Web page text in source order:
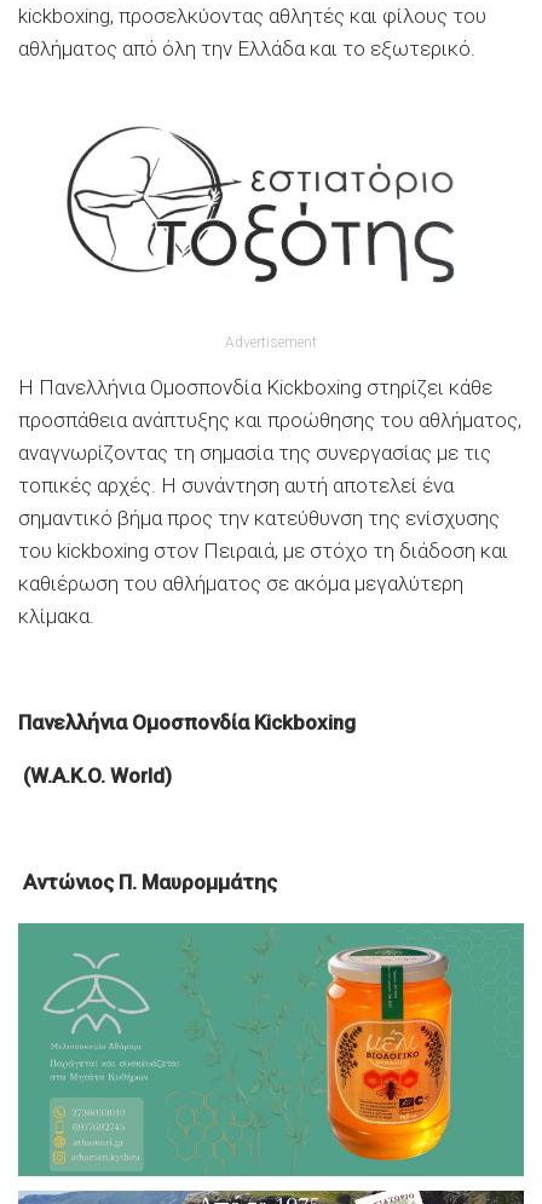
kickboxing, προσελκύοντας αθλητές και φίλους του
αθλήματος από όλη την Ελλάδα και το εξωτερικό.
Advertisement
Η Πανελλήνια Ομοσπονδία Kickboxing στηρίζει κάθε
προσπάθεια ανάπτυξης και προώθησης του αθλήματος,
αναγνωρίζοντας τη σημασία της συνεργασίας με τις
τοπικές αρχές. Η συνάντηση αυτή αποτελεί ένα
σημαντικό βήμα προς την κατεύθυνση της ενίσχυσης
του kickboxing στον Πειραιά, με στόχο τη διάδοση και
καθιέρωση του αθλήματος σε ακόμα μεγαλύτερη
κλίμακα.
Πανελλήνια Ομοσπονδία Kickboxing
(W.A.K.O. World)
Αντώνιος Π. Μαυρομμάτης